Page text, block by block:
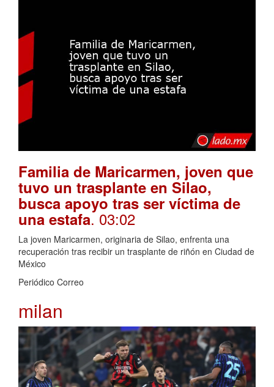
Familia de Maricarmen, joven que
tuvo un trasplante en Silao,
busca apoyo tras ser víctima de
una estafa. 03:02
La joven Maricarmen, originaria de Silao, enfrenta una
recuperación tras recibir un trasplante de riñón en Ciudad de
México
Periódico Correo
milan